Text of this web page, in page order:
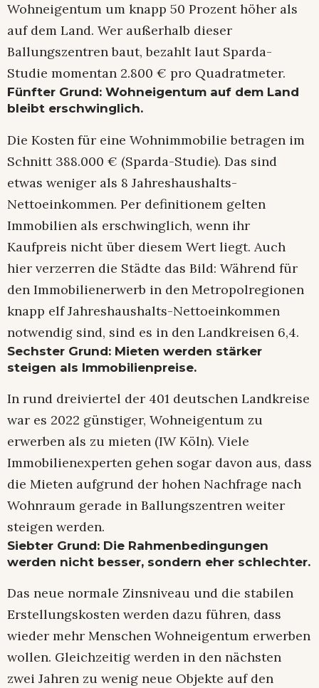
Wohneigentum um knapp 50 Prozent höher als
auf dem Land. Wer außerhalb dieser
Ballungszentren baut, bezahlt laut Sparda-
Studie momentan 2.800 € pro Quadratmeter.
Fünfter Grund: Wohneigentum auf dem Land
bleibt erschwinglich.
Die Kosten für eine Wohnimmobilie betragen im
Schnitt 388.000 € (Sparda-Studie). Das sind
etwas weniger als 8 Jahreshaushalts-
Nettoeinkommen. Per definitionem gelten
Immobilien als erschwinglich, wenn ihr
Kaufpreis nicht über diesem Wert liegt. Auch
hier verzerren die Städte das Bild: Während für
den Immobilienerwerb in den Metropolregionen
knapp elf Jahreshaushalts-Nettoeinkommen
notwendig sind, sind es in den Landkreisen 6,4.
Sechster Grund: Mieten werden stärker
steigen als Immobilienpreise.
In rund dreiviertel der 401 deutschen Landkreise
war es 2022 günstiger, Wohneigentum zu
erwerben als zu mieten (IW Köln). Viele
Immobilienexperten gehen sogar davon aus, dass
die Mieten aufgrund der hohen Nachfrage nach
Wohnraum gerade in Ballungszentren weiter
steigen werden.
Siebter Grund: Die Rahmenbedingungen
werden nicht besser, sondern eher schlechter.
Das neue normale Zinsniveau und die stabilen
Erstellungskosten werden dazu führen, dass
wieder mehr Menschen Wohneigentum erwerben
wollen. Gleichzeitig werden in den nächsten
zwei Jahren zu wenig neue Objekte auf den